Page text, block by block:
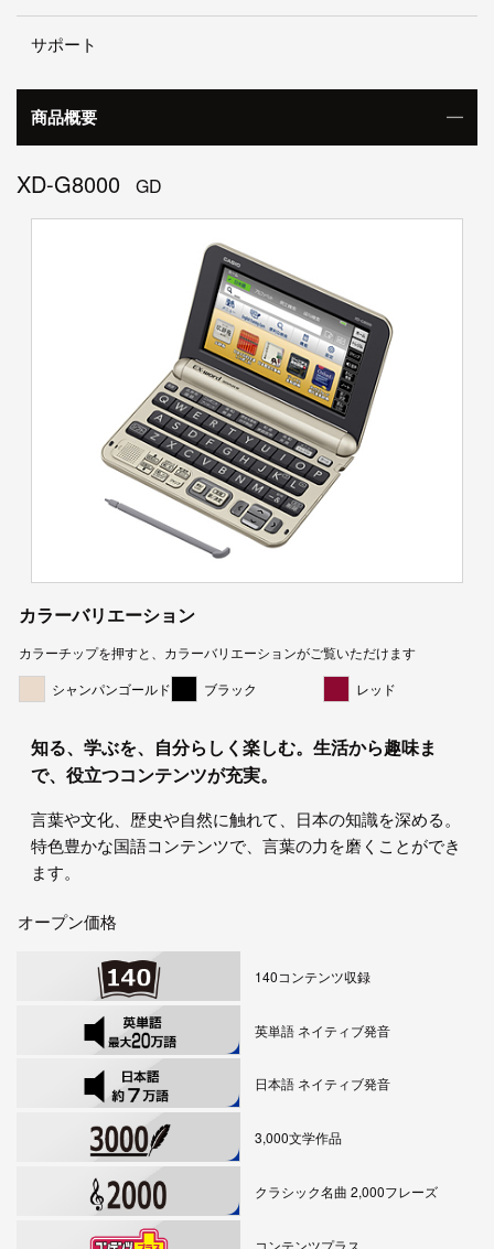
サポート
商品概要
XD-G8000 GD
カラーバリエーション
カラーチップを押すと、カラーバリエーションがご覧いただけます
シャンパンゴールド
ブラック レッド
知る、学ぶを、自分らしく楽しむ。生活から趣味ま
で、役立つコンテンツが充実。
言葉や文化、歴史や自然に触れて、日本の知識を深める。
特色豊かな国語コンテンツで、言葉の力を磨くことができ
ます。
オープン価格
140コンテンツ収録
英単語 ネイティブ発音
日本語 ネイティブ発音
3,000文学作品
クラシック名曲 2,000フレーズ
コンテンツプラス